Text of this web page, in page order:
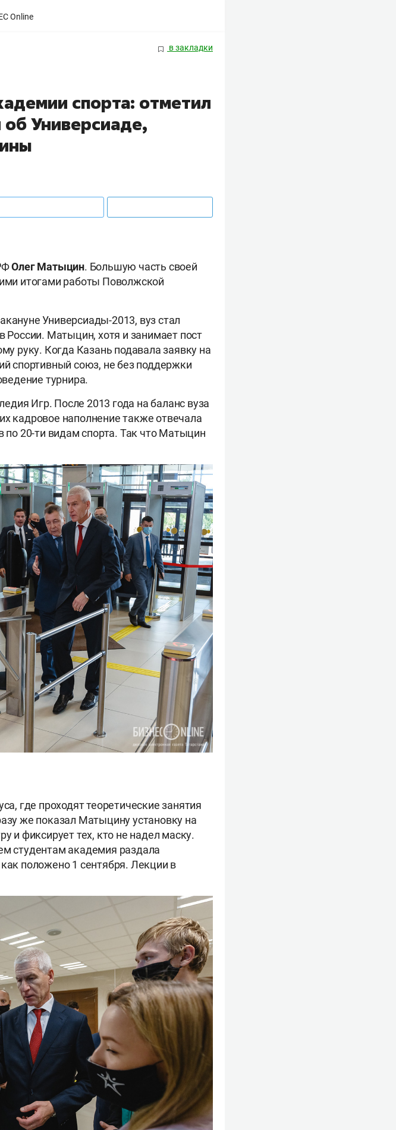
в закладки
cпорта: отметил
об Универсиаде,
ОлегМатыцин. Большую часть своей
итогами работы Поволжской
Универсиады-2013, вуз стал
России. Матыцин, хотя и занимает пост
руку. Когда Казань подавала заявку на
спортивный союз, не без поддержки
турнира.
Игр. После 2013 года на баланс вуза
кадровое наполнение также отвечала
по 20-ти видам спорта. Так что Матыцин
где проходят теоретические занятия
же показал Матыцину установку на
и фиксирует тех, кто не надел маску.
студентам академия раздала
положено 1 сентября. Лекции в